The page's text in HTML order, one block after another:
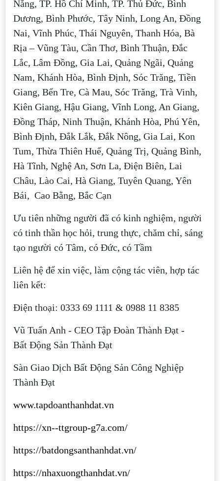
Nẵng, TP. Hồ Chí Minh, TP. Thủ Đức, Bình
Dương, Bình Phước, Tây Ninh, Long An, Đồng
Nai, Vĩnh Phúc, Thái Nguyên, Thanh Hóa, Bà
Rịa – Vũng Tàu, Cần Thơ, Bình Thuận, Đắc
Lắc, Lâm Đồng, Gia Lai, Quảng Ngãi, Quảng
Nam, Khánh Hòa, Bình Định, Sóc Trăng, Tiền
Giang, Bến Tre, Cà Mau, Sóc Trăng, Trà Vinh,
Kiên Giang, Hậu Giang, Vĩnh Long, An Giang,
Đồng Tháp, Ninh Thuận, Khánh Hòa, Phú Yên,
Bình Định, Đắk Lắk, Đắk Nông, Gia Lai, Kon
Tum, Thừa Thiên Huế, Quảng Trị, Quảng Bình,
Hà Tĩnh, Nghệ An, Sơn La, Điện Biên, Lai
Châu, Lào Cai, Hà Giang, Tuyên Quang, Yên
Bái, Cao Bằng, Bắc Cạn
Ưu tiên những người đã có kinh nghiệm, người
có tinh thần học hỏi, trung thực, chăm chỉ, sáng
tạo người có Tâm, có Đức, có Tầm
Liên hệ để xin việc, làm cộng tác viên, hợp tác
liên kết:
Điện thoại: 0333 69 1111 & 0988 11 8385
Vũ Tuấn Anh - CEO Tập Đoàn Thành Đạt -
Bất Động Sản Thành Đạt
Sàn Giao Dịch Bất Động Sản Công Nghiệp
Thành Đạt
www.tapdoanthanhdat.vn
https://xn--ttgroup-g7a.com/
https://batdongsanthanhdat.vn/
https://nhaxuongthanhdat.vn/